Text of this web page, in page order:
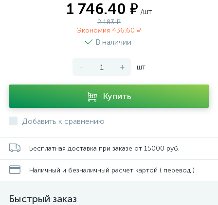
1 746.40 ₽ /шт
2 183 ₽
Экономия 436.60 ₽
В наличии
- + шт
Купить
Добавить к сравнению
Бесплатная доставка при заказе от 15000 руб.
Наличный и безналичный расчет картой ( перевод )
Быстрый заказ